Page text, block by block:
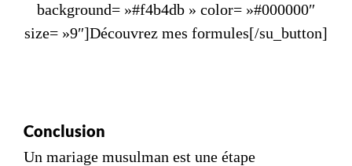
background= »#f4b4db » color= »#000000″
size= »9″]Découvrez mes formules[/su_button]
Conclusion
Un mariage musulman est une étape